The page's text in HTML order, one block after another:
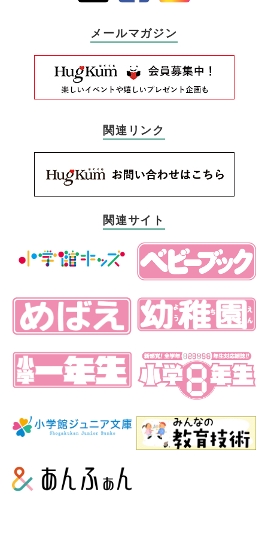
メールマガジン
関連リンク
関連サイト